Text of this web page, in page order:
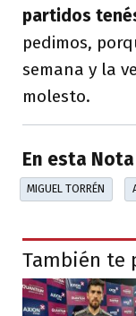
partidos
pedimos,
semana y la
molesto.
En esta Nota
MIGUEL TORRÉN
También te